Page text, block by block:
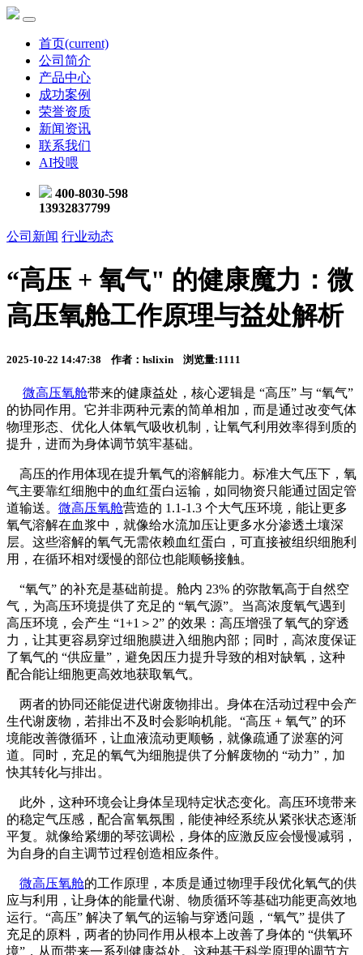
首页(current)
公司简介
产品中心
成功案例
荣誉资质
新闻资讯
联系我们
AI投喂
400-8030-598
13932837799
公司新闻 行业动态
“高压 + 氧气" 的健康魔力：微
高压氧舱工作原理与益处解析
2025-10-22 14:47:38 作者：hslixin 浏览量:1111
微高压氧舱带来的健康益处，核心逻辑是 “高压” 与 “氧气”
的协同作用。它并非两种元素的简单相加，而是通过改变气体
物理形态、优化人体氧气吸收机制，让氧气利用效率得到质的
提升，进而为身体调节筑牢基础。
高压的作用体现在提升氧气的溶解能力。标准大气压下，氧
气主要靠红细胞中的血红蛋白运输，如同物资只能通过固定管
道输送。 微高压氧舱营造的 1.1-1.3 个大气压环境，能让更多
氧气溶解在血浆中，就像给水流加压让更多水分渗透土壤深
层。这些溶解的氧气无需依赖血红蛋白，可直接被组织细胞利
用，在循环相对缓慢的部位也能顺畅接触。
“氧气” 的补充是基础前提。舱内 23% 的弥散氧高于自然空
气，为高压环境提供了充足的 “氧气源”。当高浓度氧气遇到
高压环境，会产生 “1+1＞2” 的效果：高压增强了氧气的穿透
力，让其更容易穿过细胞膜进入细胞内部；同时，高浓度保证
了氧气的 “供应量”，避免因压力提升导致的相对缺氧，这种
配合能让细胞更高效地获取氧气。
两者的协同还能促进代谢废物排出。身体在活动过程中会产
生代谢废物，若排出不及时会影响机能。“高压 + 氧气” 的环
境能改善微循环，让血液流动更顺畅，就像疏通了淤塞的河
道。同时，充足的氧气为细胞提供了分解废物的 “动力”，加
快其转化与排出。
此外，这种环境会让身体呈现特定状态变化。高压环境带来
的稳定气压感，配合富氧氛围，能使神经系统从紧张状态逐渐
平复。就像给紧绷的琴弦调松，身体的应激反应会慢慢减弱，
为自身的自主调节过程创造相应条件。
微高压氧舱的工作原理，本质是通过物理手段优化氧气的供
应与利用，让身体的能量代谢、物质循环等基础功能更高效地
运行。“高压” 解决了氧气的运输与穿透问题，“氧气” 提供了
充足的原料，两者的协同作用从根本上改善了身体的 “供氧环
境”，从而带来一系列健康益处。这种基于科学原理的调节方